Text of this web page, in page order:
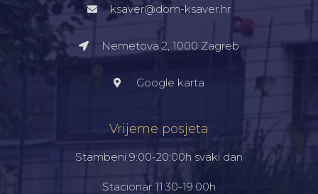
ksaver@dom-ksaver.hr
Nemetova 2, 1000 Zagreb​
Google karta
Vrijeme posjeta
Stambeni 9:00-20:00h svaki dan
Stacionar 11:30-19:00h